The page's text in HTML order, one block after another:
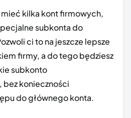
mieć kilka kont firmowych,
subkonta do
ci to na jeszcze lepsze
firmy, a do tego będziesz
subkonto
konieczności
do głównego konta.